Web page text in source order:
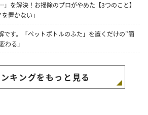
」を解決！お掃除のプロがやめた【3つのこと】
置かない」
です。「ペットボトルのふた」を置くだけの"簡
わる」
キングをもっと見る